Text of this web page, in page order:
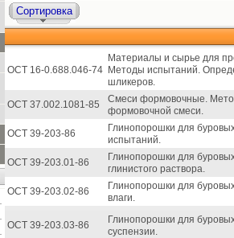
Сортировка
ОСТ 16-0.688.046-74
Материалы и сырье для
Методы испытаний.
шликеров.
ОСТ 37.002.1081-85
Смеси формовочные.
формовочной смеси.
ОСТ 39-203-86
Глинопорошки для
испытаний.
ОСТ 39-203.01-86
Глинопорошки для
глинистого раствора.
ОСТ 39-203.02-86
Глинопорошки для
влаги.
ОСТ 39-203.03-86
Глинопорошки для
суспензии.